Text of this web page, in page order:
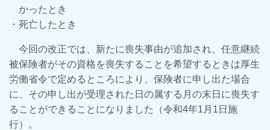
かったとき
・死亡したとき
今回の改正では、新たに喪失事由が追加され、任意継続
被保険者がその資格を喪失することを希望するときは厚生
労働省令で定めるところにより、保険者に申し出た場合
に、その申し出が受理された日の属する月の末日に喪失す
ることができることになりました（令和4年1月1日施
行）。